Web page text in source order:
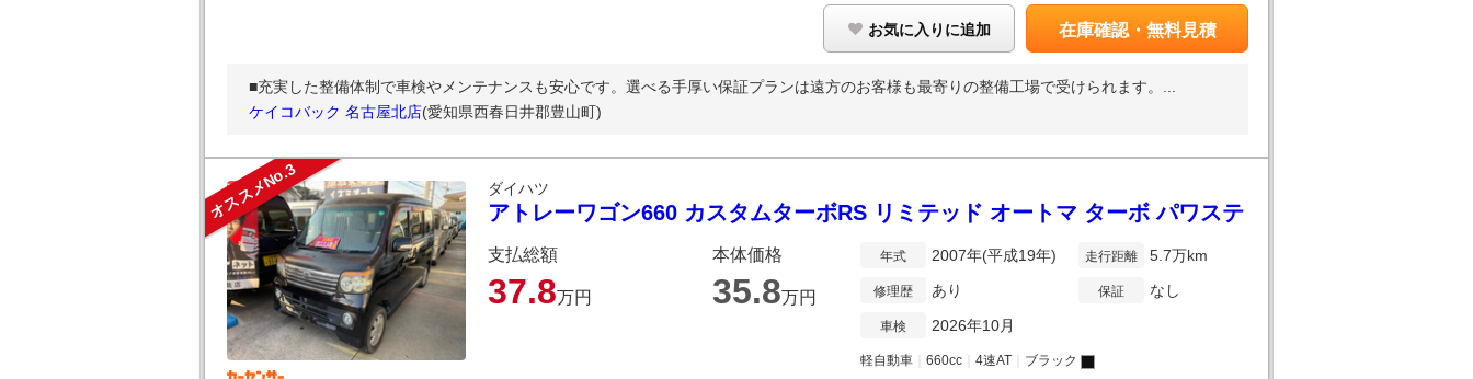
お気に入りに追加 在庫確認・無料見積
■充実した整備体制で車検やメンテナンスも安心です。選べる手厚い保証プランは遠方のお客様も最寄りの整備工場で受けられます。...
ケイコバック 名古屋北店(愛知県西春日井郡豊山町)
オススメNo.3 ダイハツ
アトレーワゴン660 カスタムターボRS リミテッド オートマ ターボ パワステ
支払総額
37.8万円
本体価格
35.8万円
年式 2007年(平成19年)
修理歴 あり
車検 2026年10月
走行距離 5.7万km
保証 なし
軽自動車 660cc 4速AT
ブラック